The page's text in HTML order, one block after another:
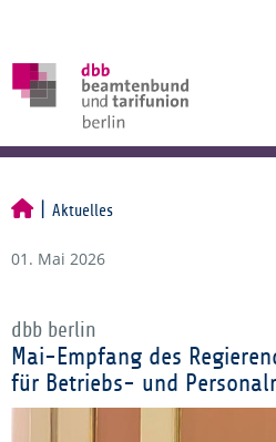
Aktuelles
01. Mai 2026
dbb berlin
Mai-Empfang des
für Betriebs- und